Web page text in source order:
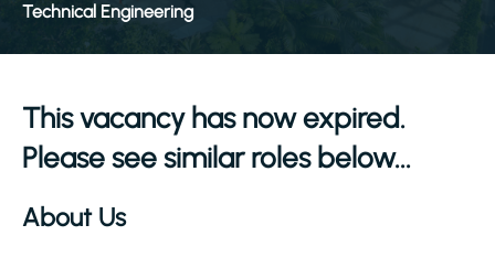
Technical Engineering
This vacancy has now expired.
Please see similar roles below...
About Us